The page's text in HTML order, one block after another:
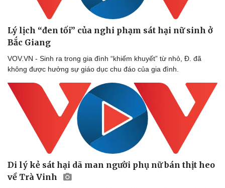
Lý lịch “đen tối” của nghi phạm sát hại nữ sinh ở
Bắc Giang
VOV.VN - Sinh ra trong gia đình “khiếm khuyết” từ nhỏ, Đ. đã
không được hưởng sự giáo dục chu đáo của gia đình.
Di lý kẻ sát hại dã man người phụ nữ bán thịt heo
về Trà Vinh